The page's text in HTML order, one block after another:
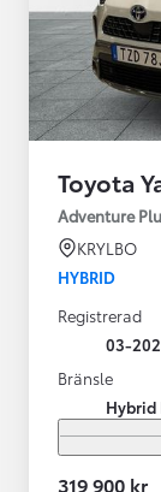
Toyota
Adventure
KRYLBO
HYBRID
Registrerad
03-
Bränsle
Hybrid
319 900 kr